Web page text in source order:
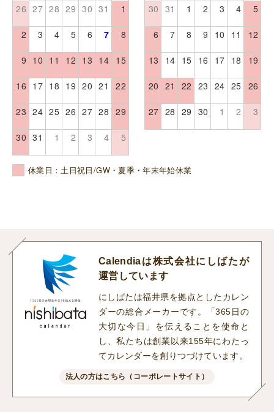
26 27 28 29 30 31 1
2 3 4 5 6 7 8
9 10 11 12 13 14 15
16 17 18 19 20 21 22
23 24 25 26 27 28 29
30 31 1 2 3 4 5
30 31 1 2 3 4 5
6 7 8 9 10 11 12
13 14 15 16 17 18 19
20 21 22 23 24 25 26
27 28 29 30 1 2 3
休業日：土日祝日/GW・夏季・年末年始休業
Calendiaは株式会社にしばたが
運営しています
にしばたは福井県を拠点としたカレン
ダーの総合メーカーです。「365日の
大切な今日」を伝えることを使命と
し、私たちは創業以来155年にわたっ
てカレンダーを創りつづけています。
法人の方はこちら（コーポレートサイト）